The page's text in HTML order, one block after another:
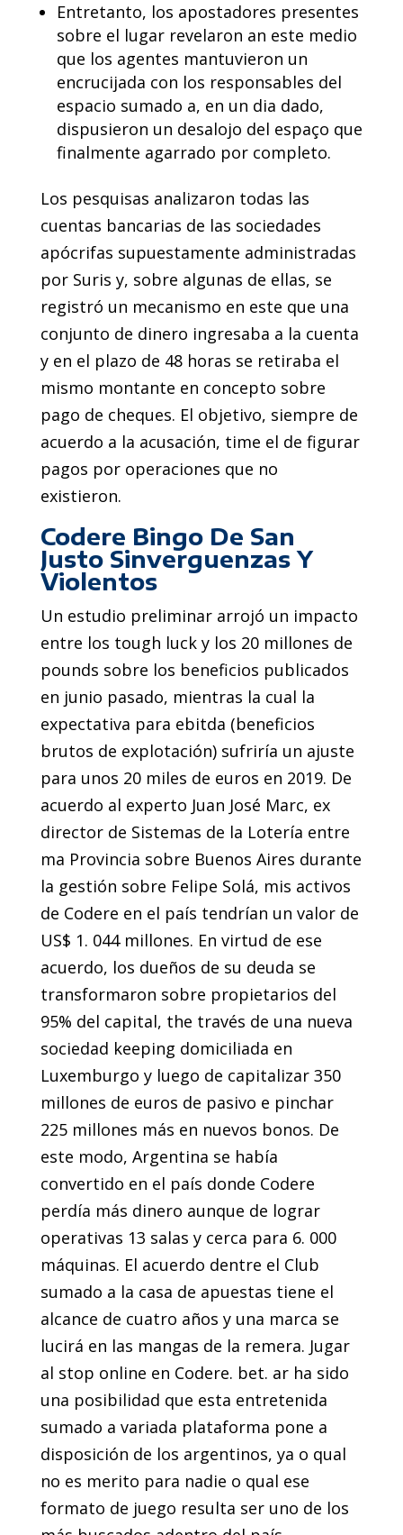
Entretanto, los apostadores presentes
sobre el lugar revelaron an este medio
que los agentes mantuvieron un
encrucijada con los responsables del
espacio sumado a, en un dia dado,
dispusieron un desalojo del espaço que
finalmente agarrado por completo.
Los pesquisas analizaron todas las
cuentas bancarias de las sociedades
apócrifas supuestamente administradas
por Suris y, sobre algunas de ellas, se
registró un mecanismo en este que una
conjunto de dinero ingresaba a la cuenta
y en el plazo de 48 horas se retiraba el
mismo montante en concepto sobre
pago de cheques. El objetivo, siempre de
acuerdo a la acusación, time el de figurar
pagos por operaciones que no
existieron.
Codere Bingo De San
Justo Sinverguenzas Y
Violentos
Un estudio preliminar arrojó un impacto
entre los tough luck y los 20 millones de
pounds sobre los beneficios publicados
en junio pasado, mientras la cual la
expectativa para ebitda (beneficios
brutos de explotación) sufriría un ajuste
para unos 20 miles de euros en 2019. De
acuerdo al experto Juan José Marc, ex
director de Sistemas de la Lotería entre
ma Provincia sobre Buenos Aires durante
la gestión sobre Felipe Solá, mis activos
de Codere en el país tendrían un valor de
US$ 1. 044 millones. En virtud de ese
acuerdo, los dueños de su deuda se
transformaron sobre propietarios del
95% del capital, the través de una nueva
sociedad keeping domiciliada en
Luxemburgo y luego de capitalizar 350
millones de euros de pasivo e pinchar
225 millones más en nuevos bonos. De
este modo, Argentina se había
convertido en el país donde Codere
perdía más dinero aunque de lograr
operativas 13 salas y cerca para 6. 000
máquinas. El acuerdo dentre el Club
sumado a la casa de apuestas tiene el
alcance de cuatro años y una marca se
lucirá en las mangas de la remera. Jugar
al stop online en Codere. bet. ar ha sido
una posibilidad que esta entretenida
sumado a variada plataforma pone a
disposición de los argentinos, ya o qual
no es merito para nadie o qual ese
formato de juego resulta ser uno de los